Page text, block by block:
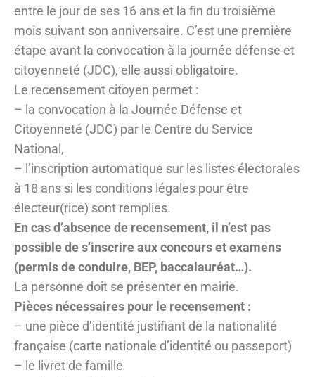
entre le jour de ses 16 ans et la fin du troisième
mois suivant son anniversaire. C’est une première
étape avant la convocation à la journée défense et
citoyenneté (JDC), elle aussi obligatoire.
Le recensement citoyen permet :
– la convocation à la Journée Défense et
Citoyenneté (JDC) par le Centre du Service
National,
– l’inscription automatique sur les listes électorales
à 18 ans si les conditions légales pour être
électeur(rice) sont remplies.
En cas d’absence de recensement, il n’est pas
possible de s’inscrire aux concours et examens
(permis de conduire, BEP, baccalauréat…).
La personne doit se présenter en mairie.
Pièces nécessaires pour le recensement :
– une pièce d’identité justifiant de la nationalité
française (carte nationale d’identité ou passeport)
– le livret de famille